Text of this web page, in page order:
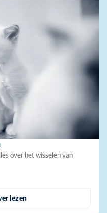
over het wisselen van
lezen